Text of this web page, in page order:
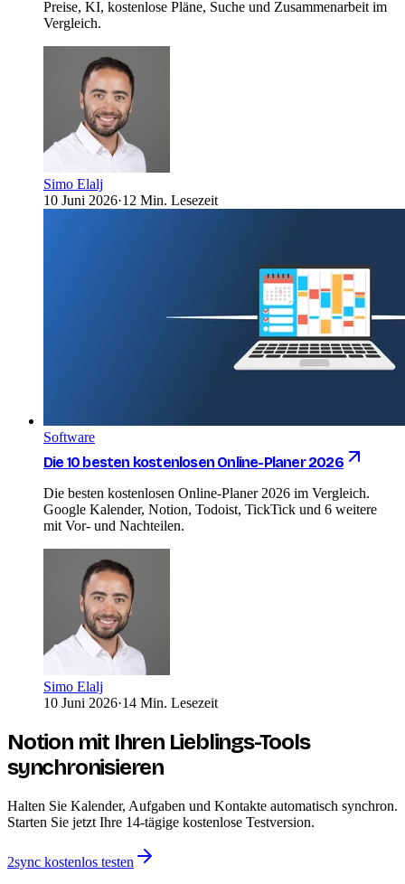
Preise, KI, kostenlose Pläne, Suche und Zusammenarbeit im
Vergleich.
Simo Elalj
10 Juni 2026·12 Min. Lesezeit
Software
Die 10 besten kostenlosen Online-Planer 2026
Die besten kostenlosen Online-Planer 2026 im Vergleich.
Google Kalender, Notion, Todoist, TickTick und 6 weitere
mit Vor- und Nachteilen.
Simo Elalj
10 Juni 2026·14 Min. Lesezeit
Notion mit Ihren Lieblings-Tools
synchronisieren
Halten Sie Kalender, Aufgaben und Kontakte automatisch synchron.
Starten Sie jetzt Ihre 14-tägige kostenlose Testversion.
2sync kostenlos testen